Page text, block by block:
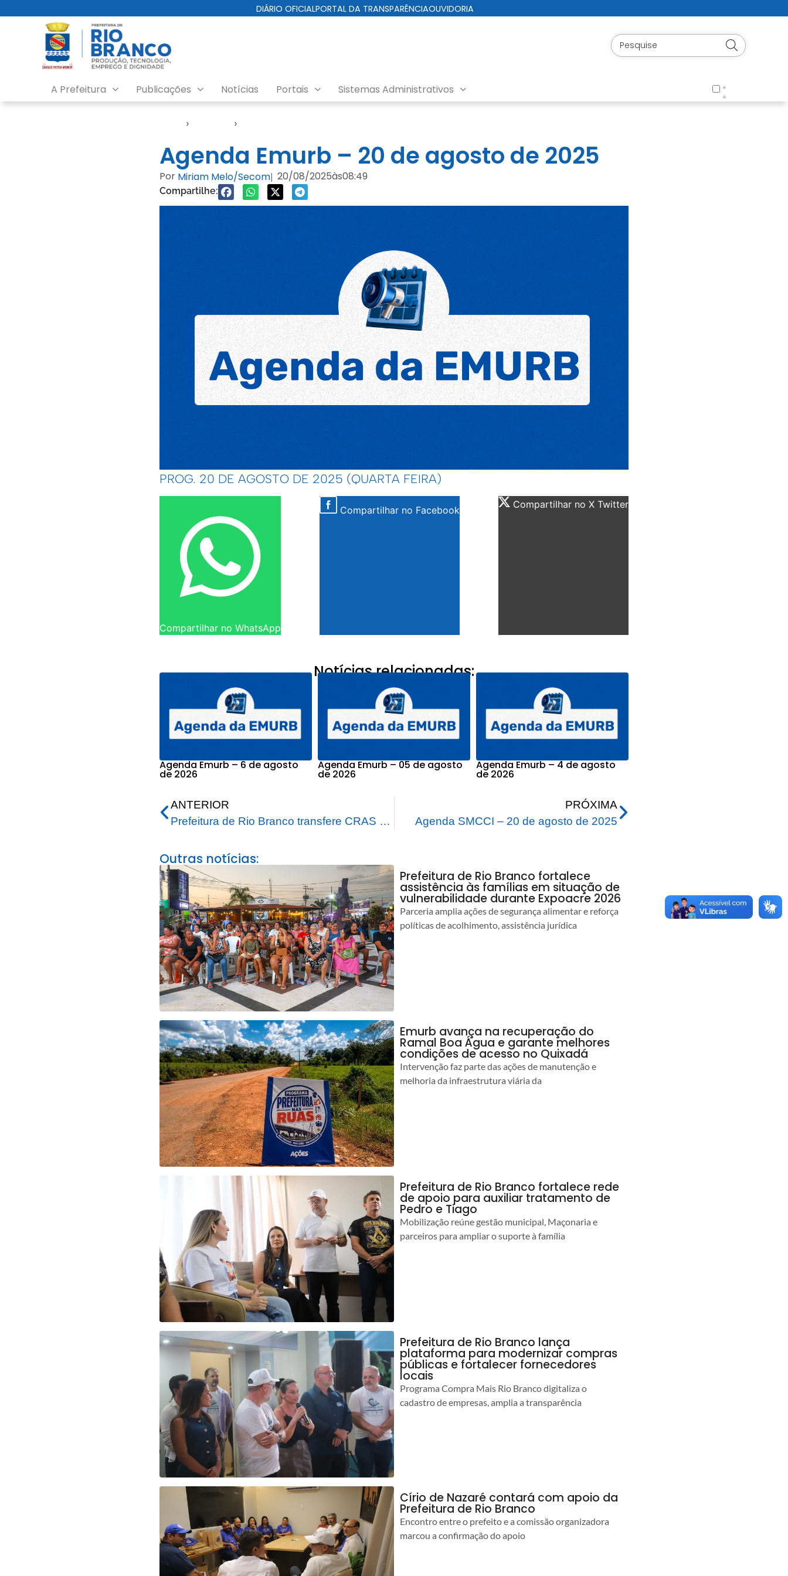
DIÁRIO OFICIALPORTAL DA TRANSPARÊNCIAOUVIDORIA
A Prefeitura Publicações Notícias Portais Sistemas Administrativos
› ›
Agenda Emurb – 20 de agosto de 2025
Por Miriam Melo/Secom| 20/08/2025às08:49
Compartilhe:
PROG. 20 DE AGOSTO DE 2025 (QUARTA FEIRA)
Compartilhar no WhatsApp
Compartilhar no Facebook Compartilhar no X Twitter
Notícias relacionadas:
Agenda Emurb – 6 de agosto
de 2026
Agenda Emurb – 05 de agosto
de 2026
Agenda Emurb – 4 de agosto
de 2026
ANTERIOR
Prefeitura de Rio Branco transfere CRAS da regional São Francisco para novo endereço
PRÓXIMA
Agenda SMCCI – 20 de agosto de 2025
Outras notícias:
Prefeitura de Rio Branco fortalece
assistência às famílias em situação de
vulnerabilidade durante Expoacre 2026
Parceria amplia ações de segurança alimentar e reforça
políticas de acolhimento, assistência jurídica
Emurb avança na recuperação do
Ramal Boa Água e garante melhores
condições de acesso no Quixadá
Intervenção faz parte das ações de manutenção e
melhoria da infraestrutura viária da
Prefeitura de Rio Branco fortalece rede
de apoio para auxiliar tratamento de
Pedro e Tiago
Mobilização reúne gestão municipal, Maçonaria e
parceiros para ampliar o suporte à família
Prefeitura de Rio Branco lança
plataforma para modernizar compras
públicas e fortalecer fornecedores
locais
Programa Compra Mais Rio Branco digitaliza o
cadastro de empresas, amplia a transparência
Círio de Nazaré contará com apoio da
Prefeitura de Rio Branco
Encontro entre o prefeito e a comissão organizadora
marcou a confirmação do apoio